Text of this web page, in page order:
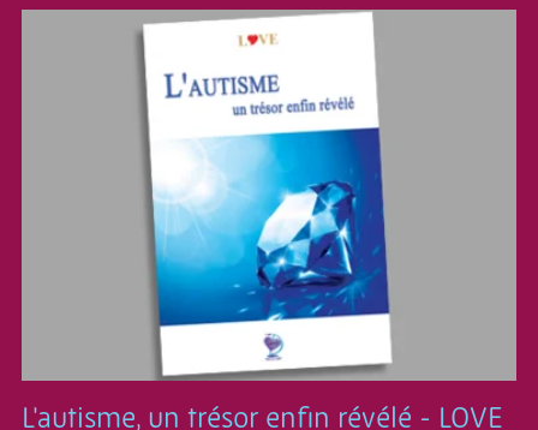
L'autisme, un trésor enfin révélé - LOVE